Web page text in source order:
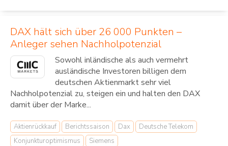
DAX hält sich über 26 000 Punkten –
Anleger sehen Nachholpotenzial
Sowohl inländische als auch vermehrt
ausländische Investoren billigen dem
deutschen Aktienmarkt sehr viel
Nachholpotenzial zu, steigen ein und halten den DAX
damit über der Marke...
Aktienrückkauf Berichtssaison Dax
Deutsche Telekom
Konjunkturoptimismus
Siemens